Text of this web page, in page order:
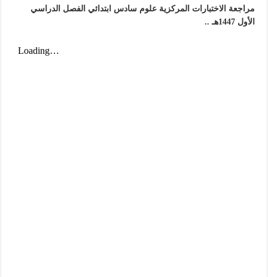
مراجعة الاختبارات المركزية علوم سادس ابتدائي الفصل الدراسي
الأول 1447هـ ..